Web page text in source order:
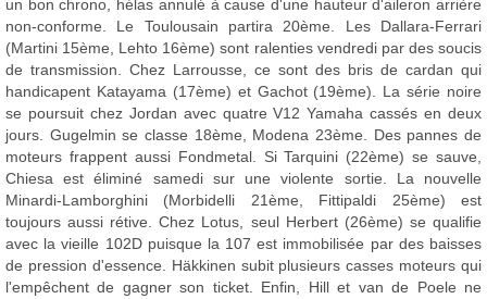
un bon chrono, hélas annulé à cause d'une hauteur d'aileron arrière
non-conforme. Le Toulousain partira 20ème. Les Dallara-Ferrari
(Martini 15ème, Lehto 16ème) sont ralenties vendredi par des soucis
de transmission. Chez Larrousse, ce sont des bris de cardan qui
handicapent Katayama (17ème) et Gachot (19ème). La série noire
se poursuit chez Jordan avec quatre V12 Yamaha cassés en deux
jours. Gugelmin se classe 18ème, Modena 23ème. Des pannes de
moteurs frappent aussi Fondmetal. Si Tarquini (22ème) se sauve,
Chiesa est éliminé samedi sur une violente sortie. La nouvelle
Minardi-Lamborghini (Morbidelli 21ème, Fittipaldi 25ème) est
toujours aussi rétive. Chez Lotus, seul Herbert (26ème) se qualifie
avec la vieille 102D puisque la 107 est immobilisée par des baisses
de pression d'essence. Häkkinen subit plusieurs casses moteurs qui
l'empêchent de gagner son ticket. Enfin, Hill et van de Poele ne